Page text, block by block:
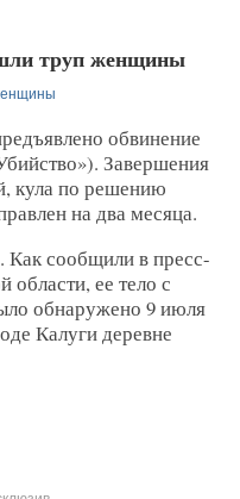
труп женщины
обвинение
Завершения
кула по решению
на два месяца.
Как сообщили в пресс-
ее тело с
обнаружено 9 июля
Калуги деревне